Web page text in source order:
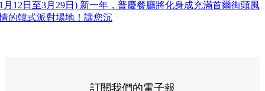
月12日至3月29日) 新一年，普慶餐廳將化身成充滿首爾街頭風
的韓式派對場地！讓您沉
訂閱我們的電子報